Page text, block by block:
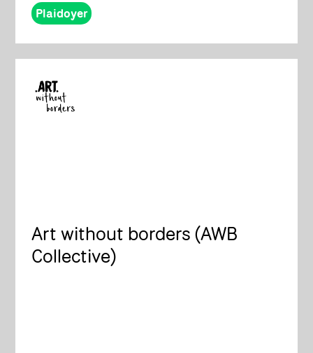
Plaidoyer
Art without borders (AWB
Collective)